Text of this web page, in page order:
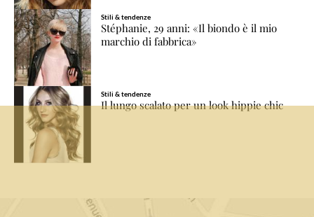
Stili & tendenze
Stéphanie, 29 anni: «Il biondo è il mio
marchio di fabbrica»
Stili & tendenze
Il lungo scalato per un look hippie chic